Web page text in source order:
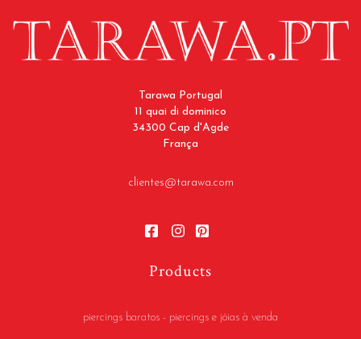
Tarawa Portugal
11 quai di dominico
34300 Cap d'Agde
França
clientes@tarawa.com
Products
piercings baratos - piercings e jóias à venda